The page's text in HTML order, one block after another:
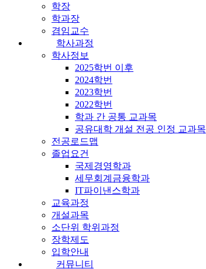
학장
학과장
겸임교수
학사과정
학사정보
2025학번 이후
2024학번
2023학번
2022학번
학과 간 공통 교과목
공유대학 개설 전공 인정 교과목
전공로드맵
졸업요건
국제경영학과
세무회계금융학과
IT파이낸스학과
교육과정
개설과목
소단위 학위과정
장학제도
입학안내
커뮤니티